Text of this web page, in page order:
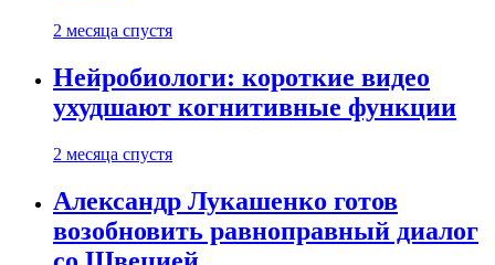
2 месяца спустя
Нейробиологи: короткие видео
ухудшают когнитивные функции
2 месяца спустя
Александр Лукашенко готов
возобновить равноправный диалог